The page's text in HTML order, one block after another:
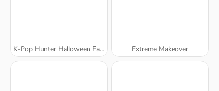
K-Pop Hunter Halloween Fashion Extreme Makeover